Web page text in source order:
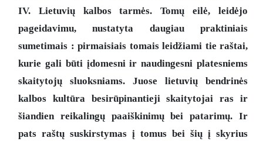
IV. Lietuvių kalbos tarmės. Tomų eilė, leidėjo
pageidavimu, nustatyta daugiau praktiniais
sumetimais : pirmaisiais tomais leidžiami tie raštai,
kurie gali būti įdomesni ir naudingesni platesniems
skaitytojų sluoksniams. Juose lietuvių bendrinės
kalbos kultūra besirūpinantieji skaitytojai ras ir
šiandien reikalingų paaiškinimų bei patarimų. Ir
pats raštų suskirstymas į tomus bei šių į skyrius